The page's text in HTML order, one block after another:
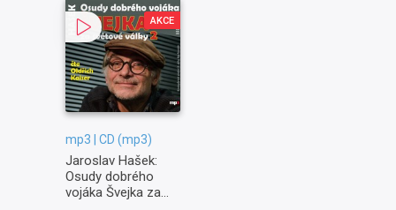
AKCE
mp3 | CD (mp3)
Jaroslav Hašek:
Osudy dobrého
vojáka Švejka za